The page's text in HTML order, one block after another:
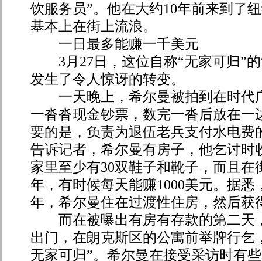
饮服务员”。他在大约10年前来到了
基本上在街上流浪。
一日最多能赚一千美元
3月27日，这位自称“无家可归”的
发生了令人惊讶的转变。
一天晚上，希尔曼被拍到在时代
一沓沓现金钞票，数完一沓后放在一
要的是，负责为退伍老兵支付水电费
告诉记者，希尔曼有房子，他乞讨时
家里至少有30双鞋子和靴子，而且在
年，有时候每天能赚1000美元。据悉
年，希尔曼住在过渡性住房，然后获
而在被曝出有房有存款的第二天
出门，在朗克斯区的公寓前举牌行乞
无家可归”。希尔曼在接受采访时有